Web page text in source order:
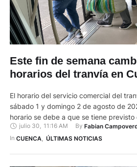
Este fin de semana
horarios del tranvía en
El horario del servicio comercial del
sábado 1 y domingo 2 de agosto de
horario se debe a que se tiene previsto
mantenimiento de la red eléctrica de la
motivo, los horarios serán los
julio 30, 11:16 AM By Fabian
In CUENCA ÚLTIMAS NOTICIAS